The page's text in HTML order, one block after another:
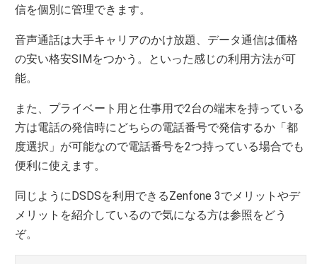
信を個別に管理できます。
音声通話は大手キャリアのかけ放題、データ通信は価格
の安い格安SIMをつかう。といった感じの利用方法が可
能。
また、プライベート用と仕事用で2台の端末を持っている
方は電話の発信時にどちらの電話番号で発信するか「都
度選択」が可能なので電話番号を2つ持っている場合でも
便利に使えます。
同じようにDSDSを利用できるZenfone 3でメリットやデ
メリットを紹介しているので気になる方は参照をどう
ぞ。